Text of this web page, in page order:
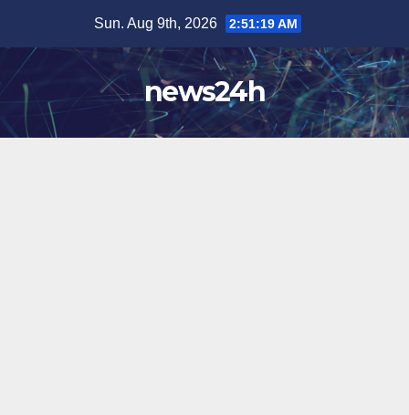
content
Sun. Aug 9th, 2026 2:51:22 AM
news24h